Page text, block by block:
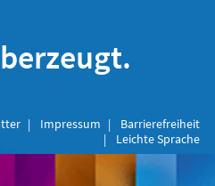
Impressum
Barrierefreiheit
Leichte Sprache